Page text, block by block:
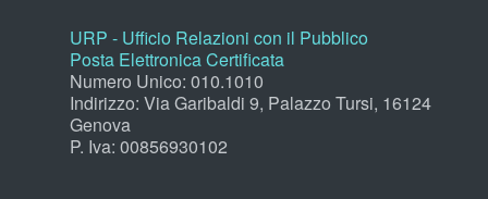
URP - Ufficio Relazioni con il Pubblico
Posta Elettronica Certificata
Numero Unico: 010.1010
Indirizzo: Via Garibaldi 9, Palazzo Tursi, 16124
Genova
P. Iva: 00856930102